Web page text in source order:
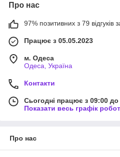
Про нас
97% позитивних з 79 відгуків
Працює з 05.05.2023
м. Одеса
Одеса, Україна
Контакти
Сьогодні працює з 09:00 до
Показати весь графік
Про нас